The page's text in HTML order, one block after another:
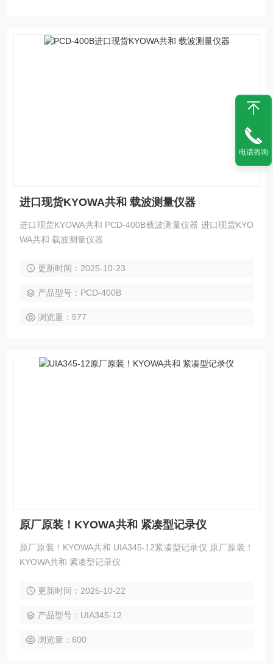
进口现货KYOWA共和 载波测量仪器
进口现货KYOWA共和 PCD-400B载波测量仪器 进口现货KYO
WA共和 载波测量仪器
更新时间：2025-10-23
产品型号：PCD-400B
浏览量：577
原厂原装！KYOWA共和 紧凑型记录仪
原厂原装！KYOWA共和 UIA345-12紧凑型记录仪 原厂原装！
KYOWA共和 紧凑型记录仪
更新时间：2025-10-22
产品型号：UIA345-12
浏览量：600
电话咨询